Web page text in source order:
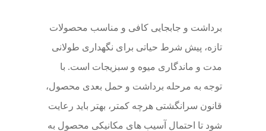
برداشت و جابجایی کافی و مناسب محصولات
تازه، پیش شرط حیاتی برای نگهداری طولانی
مدت و ماندگاری میوه و سبزیجات است. با
توجه به مرحله برداشت و حمل بعدی محصول،
قانون سرانگشتی هرچه کمتر، بهتر باید رعایت
شود تا احتمال آسیب های مکانیکی محصول به